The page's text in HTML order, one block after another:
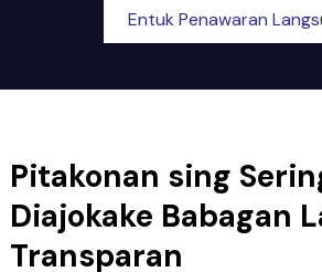
Entuk Penawaran
Pitakonan sing
Diajokake Babagan
Transparan